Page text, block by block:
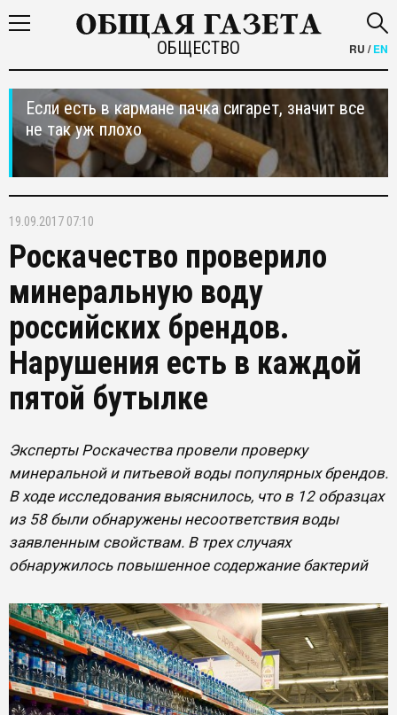
ОБЩЕСТВО RU /EN
Если есть в кармане пачка сигарет, значит все
не так уж плохо
19.09.2017 07:10
Роскачество проверило
минеральную воду
российских брендов.
Нарушения есть в каждой
пятой бутылке
Эксперты Роскачества провели проверку
минеральной и питьевой воды популярных брендов.
В ходе исследования выяснилось, что в 12 образцах
из 58 были обнаружены несоответствия воды
заявленным свойствам. В трех случаях
обнаружилось повышенное содержание бактерий